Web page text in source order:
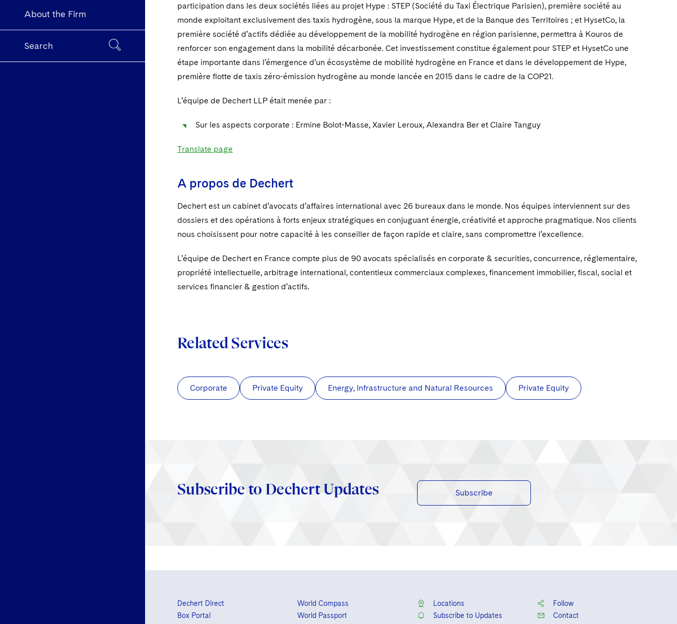
About the Firm
Search
participation dans les deux sociétés liées au projet Hype : STEP (Société du Taxi Électrique Parisien), première société au
monde exploitant exclusivement des taxis hydrogène, sous la marque Hype, et de la Banque des Territoires ; et HysetCo, la
première société d’actifs dédiée au développement de la mobilité hydrogène en région parisienne, permettra à Kouros de
renforcer son engagement dans la mobilité décarbonée. Cet investissement constitue également pour STEP et HysetCo une
étape importante dans l’émergence d’un écosystème de mobilité hydrogène en France et dans le développement de Hype,
première flotte de taxis zéro-émission hydrogène au monde lancée en 2015 dans le cadre de la COP21.
L’équipe de Dechert LLP était menée par :
Sur les aspects corporate : Ermine Bolot-Masse, Xavier Leroux, Alexandra Ber et Claire Tanguy
Translate page
A propos de Dechert
Dechert est un cabinet d’avocats d’affaires international avec 26 bureaux dans le monde. Nos équipes interviennent sur des
dossiers et des opérations à forts enjeux stratégiques en conjuguant énergie, créativité et approche pragmatique. Nos clients
nous choisissent pour notre capacité à les conseiller de façon rapide et claire, sans compromettre l’excellence.
L’équipe de Dechert en France compte plus de 90 avocats spécialisés en corporate & securities, concurrence, réglementaire,
propriété intellectuelle, arbitrage international, contentieux commerciaux complexes, financement immobilier, fiscal, social et
services financier & gestion d’actifs.
Related Services
Corporate Private Equity Energy, Infrastructure and Natural Resources Private Equity
Subscribe to Dechert Updates Subscribe
Dechert Direct
Box Portal
World Compass
World Passport
Locations
Subscribe to Updates
Follow
Contact